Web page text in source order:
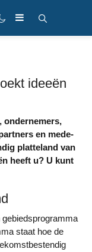
ideeën
en mede-
platteland van
heeft u? U kunt
staat hoe de